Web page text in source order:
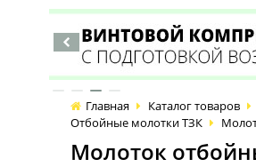
Главная Каталог товаров
Отбойные молотки ТЗК
Молоток